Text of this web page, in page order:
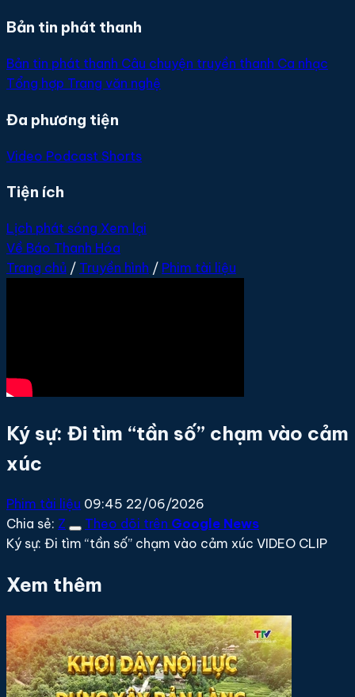
Bản tin phát thanh
Bản tin phát thanh Câu chuyện truyền thanh Ca nhạc
Tổng hợp Trang văn nghệ
Đa phương tiện
Video Podcast Shorts
Tiện ích
Lịch phát sóng Xem lại
Về Báo Thanh Hóa
Trang chủ / Truyền hình / Phim tài liệu
Ký sự: Đi tìm “tần số” chạm vào cảm
xúc
Phim tài liệu 09:45 22/06/2026
Chia sẻ: Z Theo dõi trên Google News
Ký sự: Đi tìm “tần số” chạm vào cảm xúc VIDEO CLIP
Xem thêm